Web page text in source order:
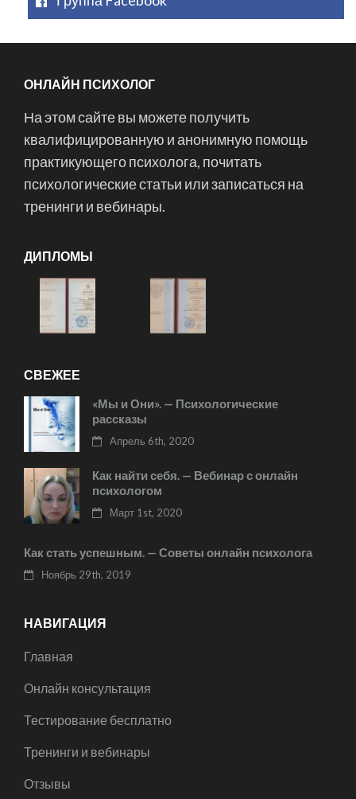
ОНЛАЙН ПСИХОЛОГ
На этом сайте вы можете получить
квалифицированную и анонимную помощь
практикующего психолога, почитать
психологические статьи или записаться на
тренинги и вебинары.
ДИПЛОМЫ
СВЕЖЕЕ
«Мы и Они». — Психологические
рассказы
Апрель 6th, 2020
Как найти себя. — Вебинар с онлайн
психологом
Март 1st, 2020
Как стать успешным. — Советы онлайн психолога
Ноябрь 29th, 2019
НАВИГАЦИЯ
Главная
Онлайн консультация
Тестирование бесплатно
Тренинги и вебинары
Отзывы